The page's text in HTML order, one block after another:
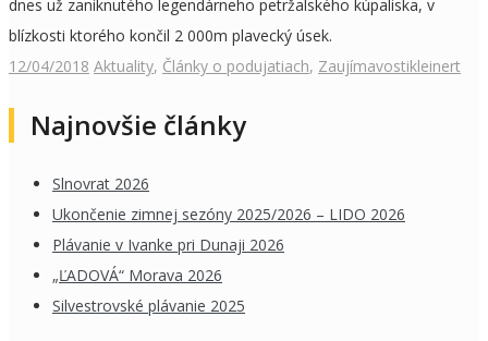
dnes už zaniknutého legendárneho petržalského kúpaliska, v
blízkosti ktorého končil 2 000m plavecký úsek.
12/04/2018 Aktuality, Články o podujatiach, Zaujímavostikleinert
Najnovšie články
Slnovrat 2026
Ukončenie zimnej sezóny 2025/2026 – LIDO 2026
Plávanie v Ivanke pri Dunaji 2026
„ĽADOVÁ“ Morava 2026
Silvestrovské plávanie 2025